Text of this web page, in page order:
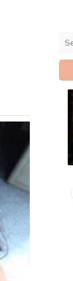
escritor
93 anos a
segredos